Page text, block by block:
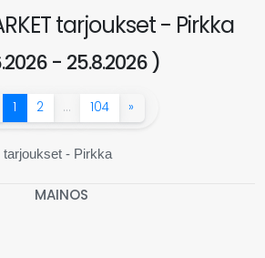
tarjoukset - Pirkka
- 25.8.2026 )
1 2 … 104 »
MAINOS